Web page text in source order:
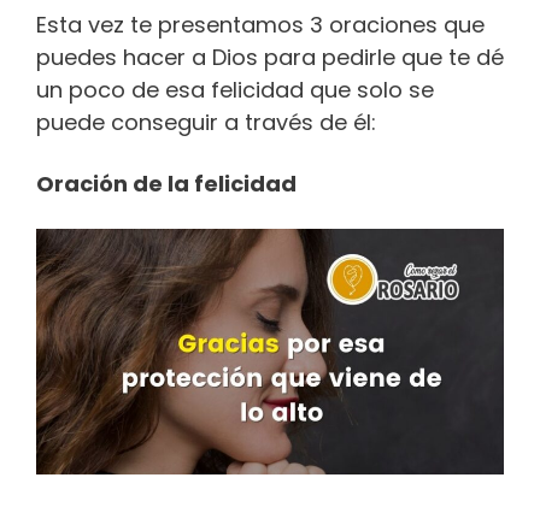
Esta vez te presentamos 3 oraciones que
puedes hacer a Dios para pedirle que te dé
un poco de esa felicidad que solo se
puede conseguir a través de él:
Oración de la felicidad